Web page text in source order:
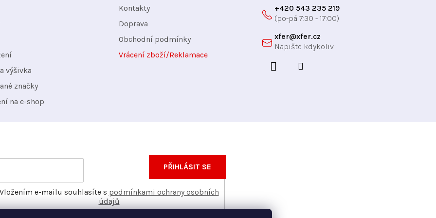
výšivka
značky
na e-shop
Kontakty
Doprava
Obchodní podmínky
Vrácení zboží/Reklamace
xfer@xfer.cz
+420 543 235 219
o nových produktech na našem e-shopu.
Vložením e-mailu souhlasíte s podmínkami ochrany osobních
údajů
PŘIHLÁSIT SE